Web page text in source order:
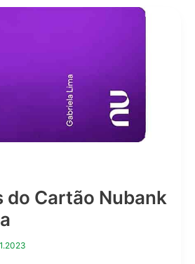
do Cartão Nubank